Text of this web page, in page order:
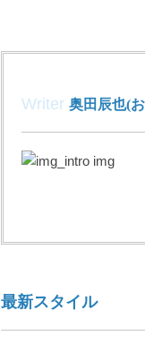
Writer 奥田辰也(
最新スタイル